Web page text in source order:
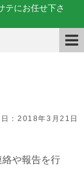
テにお任せ下さ
：2018年3月21日
や報告を行